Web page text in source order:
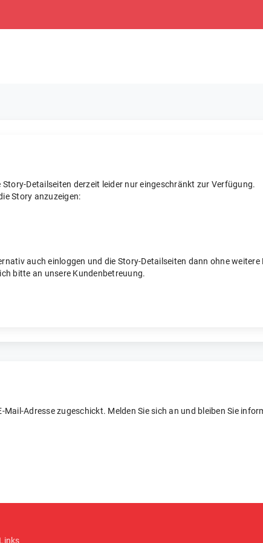
Detailseiten derzeit leider nur eingeschränkt zur Verfügung.
Story anzuzeigen:
auch einloggen und die Story-Detailseiten dann ohne
bitte an unsere Kundenbetreuung.
Adresse zugeschickt. Melden Sie sich an und bleiben Sie